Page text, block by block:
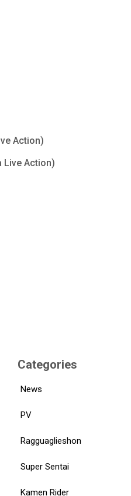
Action)
Live Action)
Categories
News
PV
Ragguaglieshon
Super Sentai
Kamen Rider